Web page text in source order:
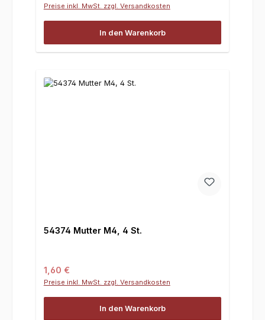
Preise inkl. MwSt. zzgl. Versandkosten
In den Warenkorb
54374 Mutter M4, 4 St.
Regulärer Preis:
1,60 €
Preise inkl. MwSt. zzgl. Versandkosten
In den Warenkorb